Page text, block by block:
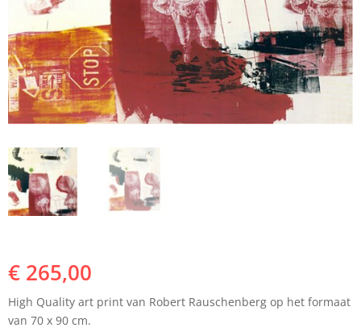
€ 265,00
High Quality art print van Robert Rauschenberg op het formaat
van 70 x 90 cm.